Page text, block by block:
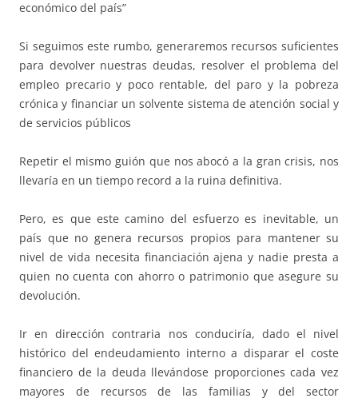
económico del país”
Si seguimos este rumbo, generaremos recursos suficientes
para devolver nuestras deudas, resolver el problema del
empleo precario y poco rentable, del paro y la pobreza
crónica y financiar un solvente sistema de atención social y
de servicios públicos
Repetir el mismo guión que nos abocó a la gran crisis, nos
llevaría en un tiempo record a la ruina definitiva.
Pero, es que este camino del esfuerzo es inevitable, un
país que no genera recursos propios para mantener su
nivel de vida necesita financiación ajena y nadie presta a
quien no cuenta con ahorro o patrimonio que asegure su
devolución.
Ir en dirección contraria nos conduciría, dado el nivel
histórico del endeudamiento interno a disparar el coste
financiero de la deuda llevándose proporciones cada vez
mayores de recursos de las familias y del sector